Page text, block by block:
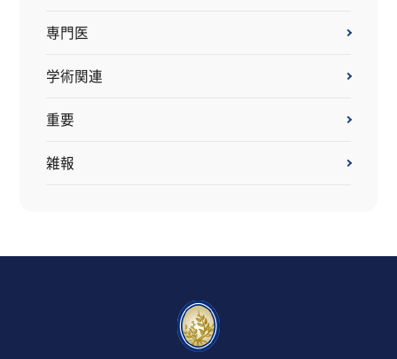
専門医
学術関連
重要
雑報